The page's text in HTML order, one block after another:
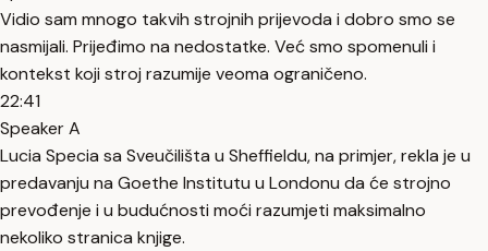
Vidio sam mnogo takvih strojnih prijevoda i dobro smo se
nasmijali. Prijeđimo na nedostatke. Već smo spomenuli i
kontekst koji stroj razumije veoma ograničeno.
22:41
Speaker A
Lucia Specia sa Sveučilišta u Sheffieldu, na primjer, rekla je u
predavanju na Goethe Institutu u Londonu da će strojno
prevođenje i u budućnosti moći razumjeti maksimalno
nekoliko stranica knjige.